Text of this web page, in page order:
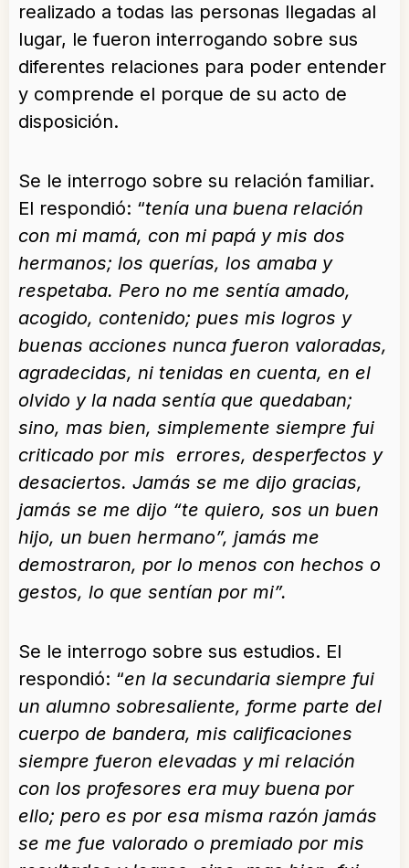
realizado a todas las personas llegadas al
lugar, le fueron interrogando sobre sus
diferentes relaciones para poder entender
y comprende el porque de su acto de
disposición.
Se le interrogo sobre su relación familiar.
El respondió: “tenía una buena relación
con mi mamá, con mi papá y mis dos
hermanos; los querías, los amaba y
respetaba. Pero no me sentía amado,
acogido, contenido; pues mis logros y
buenas acciones nunca fueron valoradas,
agradecidas, ni tenidas en cuenta, en el
olvido y la nada sentía que quedaban;
sino, mas bien, simplemente siempre fui
criticado por mis errores, desperfectos y
desaciertos. Jamás se me dijo gracias,
jamás se me dijo “te quiero, sos un buen
hijo, un buen hermano”, jamás me
demostraron, por lo menos con hechos o
gestos, lo que sentían por mi”.
Se le interrogo sobre sus estudios. El
respondió: “en la secundaria siempre fui
un alumno sobresaliente, forme parte del
cuerpo de bandera, mis calificaciones
siempre fueron elevadas y mi relación
con los profesores era muy buena por
ello; pero es por esa misma razón jamás
se me fue valorado o premiado por mis